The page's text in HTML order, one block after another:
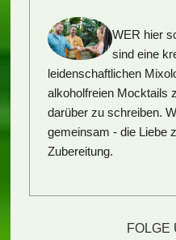
WER hier
sind eine
leidenschaftlichen
alkoholfreien Mocktails
darüber zu schreiben.
gemeinsam - die Liebe
Zubereitung.
FOLGE